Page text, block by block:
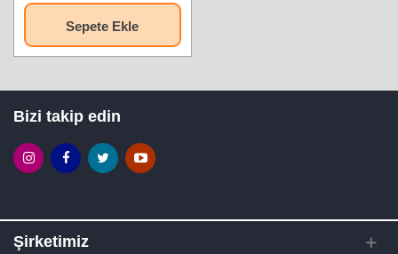
Sepete Ekle
Bizi takip edin
Şirketimiz